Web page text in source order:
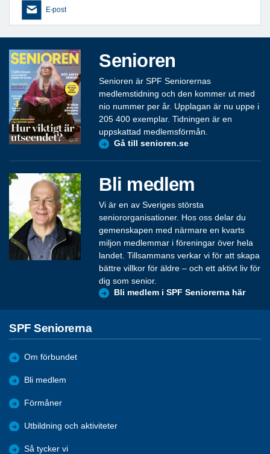
E-post
Senioren
Senioren är SPF Seniorernas
medlemstidning och den kommer ut med
nio nummer per år. Upplagan är nu uppe i
205 400 exemplar. Tidningen är en
uppskattad medlemsförmån.
Gå till senioren.se
Bli medlem
Vi är en av Sveriges största
seniororganisationer. Hos oss delar du
gemenskapen med närmare en kvarts
miljon medlemmar i föreningar över hela
landet. Tillsammans verkar vi för att skapa
bättre villkor för äldre – och ett aktivt liv för
dig som senior.
Bli medlem i SPF Seniorerna här
SPF Seniorerna
Om förbundet
Bli medlem
Förmåner
Utbildning och aktiviteter
Så tycker vi